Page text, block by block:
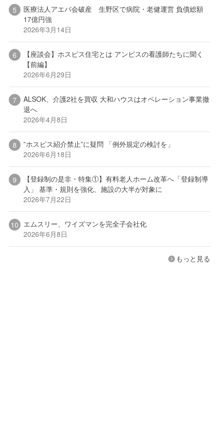
医療法人アエバ会破産 生野区で病院・老健運営 負債総額
17億円強
2026年3月14日
【座談会】ホスピス住宅とは アンビスの看護師たちに聞く
【前編】
2026年6月29日
ALSOK、介護2社を買収 大和ハウスはオペレーション事業撤
退へ
2026年4月8日
”ホスピス紹介禁止”に疑問 「例外規定の検討を」
2026年6月18日
【登録制の是非・特集①】有料老人ホーム改革へ「登録制導
入」 基準・規則を強化、施設の大半が対象に
2026年7月22日
エムスリー、ワイズマンを完全子会社化
2026年6月8日
もっと見る